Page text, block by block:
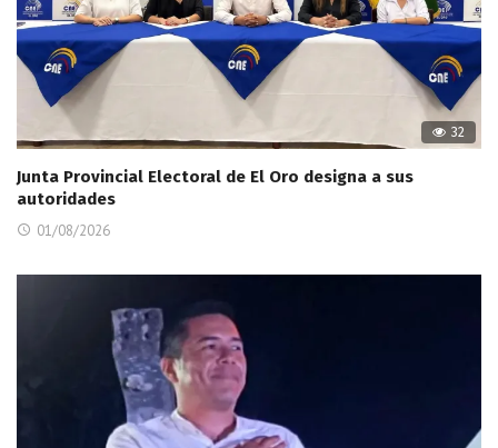
32
Junta Provincial Electoral de El Oro designa a sus
autoridades
01/08/2026